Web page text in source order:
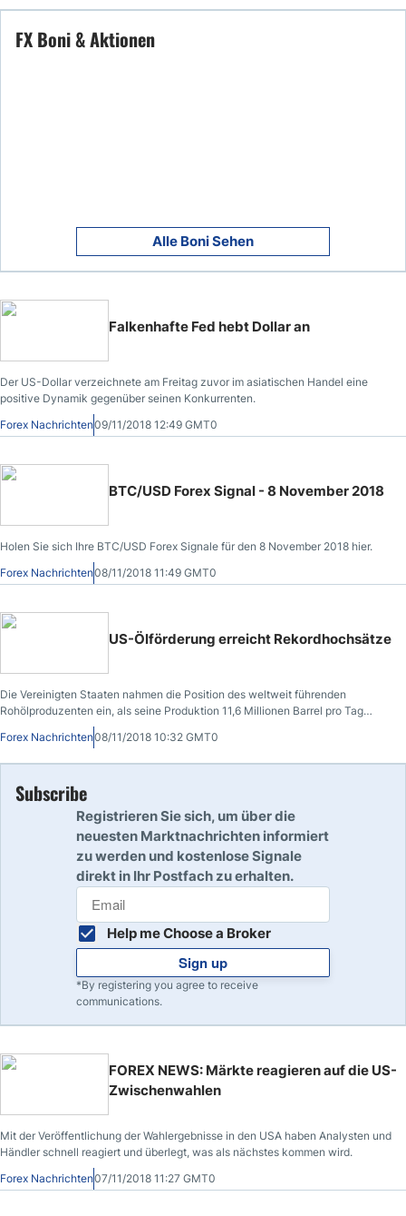
FX Boni & Aktionen
Alle Boni Sehen
Falkenhafte Fed hebt Dollar an
Der US-Dollar verzeichnete am Freitag zuvor im asiatischen Handel eine
positive Dynamik gegenüber seinen Konkurrenten.
Forex Nachrichten09/11/2018 12:49 GMT0
BTC/USD Forex Signal - 8 November 2018
Holen Sie sich Ihre BTC/USD Forex Signale für den 8 November 2018 hier.
Forex Nachrichten08/11/2018 11:49 GMT0
US-Ölförderung erreicht Rekordhochsätze
Die Vereinigten Staaten nahmen die Position des weltweit führenden
Rohölproduzenten ein, als seine Produktion 11,6 Millionen Barrel pro Tag
Forex Nachrichten08/11/2018 10:32 GMT0
Subscribe
Registrieren Sie sich, um über die
neuesten Marktnachrichten informiert
zu werden und kostenlose Signale
direkt in Ihr Postfach zu erhalten.
Help me Choose a Broker
Sign up
*By registering you agree to receive
communications.
FOREX NEWS: Märkte reagieren auf die US-
Zwischenwahlen
Mit der Veröffentlichung der Wahlergebnisse in den USA haben Analysten und
Händler schnell reagiert und überlegt, was als nächstes kommen wird.
Forex Nachrichten07/11/2018 11:27 GMT0